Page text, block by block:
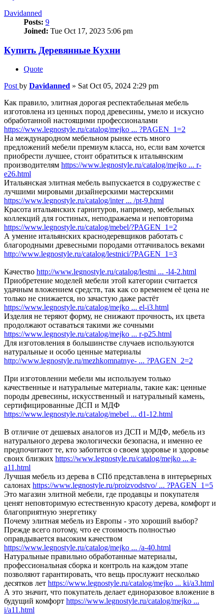
Davidanned
Posts: 9
Joined: Tue Oct 17, 2023 5:06 pm
Купить Деревянные Кухни
Quote
Post by Davidanned » Sat Oct 05, 2024 2:29 pm
Как правило, элитная дорогая респектабельная мебель
изготовлена из ценных пород древесины, умело и искусно
обработанной настоящими профессионалами
https://www.legnostyle.ru/catalog/mejko ... ?PAGEN_1=2
На международном мебельном рынке есть много
предложений мебели премиум класса, но, если вам хочется
приобрести лучшее, стоит обратиться к итальянским
производителям https://www.legnostyle.ru/catalog/mejko ... r-
e26.html
Итальянская элитная мебель выпускается в содружестве с
лучшими мировыми дизайнерскими мастерскими
https://www.legnostyle.ru/catalog/inter ... /pt-9.html
Красота итальянских гарнитуров, например, мебельных
коллекций для гостиных, неподражаема и неповторима
https://www.legnostyle.ru/catalog/mebel/?PAGEN_1=2
А умение итальянских краснодеревщиков работать с
благородными древесными породами оттачивалось веками
http://www.legnostyle.ru/catalog/lestnici/?PAGEN_1=3
Качество http://www.legnostyle.ru/catalog/lestni ... -l4-2.html
Приобретение моделей мебели этой категории считается
удачным вложением средств, так как со временем её цена не
только не снижается, но зачастую даже растёт
https://www.legnostyle.ru/catalog/mejko ... el-i3.html
Изделия не теряют форму, не снижают прочность, их цвета
продолжают оставаться такими же сочными
https://www.legnostyle.ru/catalog/mejko ... r-p25.html
Для изготовления в большинстве случаев используются
натуральные и особо ценные материалы
http://www.legnostyle.ru/mezhkomnatnye- ... ?PAGEN_2=2
При изготовлении мебели мы используем только
качественные и натуральные материалы, такие как: ценные
породы древесины, искусственный и натуральный камень,
сертифицированные ДСП и МДФ
https://www.legnostyle.ru/catalog/mebel ... d1-12.html
В отличие от дешевых аналогов из ДСП и МДФ, мебель из
натурального дерева экологически безопасна, и именно ее
предпочитают те, кто заботится о своем здоровье и здоровье
своих близких https://www.legnostyle.ru/catalog/mejko ... a-
a11.html
Лучшая мебель из дерева в СПб представлена в интерьерных
салонах https://www.legnostyle.ru/proizvodstvo/ ... ?PAGEN_1=5
Это магазин элитной мебели, где продавцы и покупателя
ценят неповторимую естественную красоту дерева, комфорт и
благоприятную энергетику
Почему элитная мебель из Европы - это хороший выбор?
Прежде всего потому, что ее стоимость полностью
оправдывается высоким качеством
https://www.legnostyle.ru/catalog/mejko ... /a-40.html
Натуральные правильно обработанные материалы,
профессиональная сборка и контроль на каждом этапе
позволяют гарантировать, что вещь прослужит несколько
десятков лет https://www.legnostyle.ru/catalog/mejko ... ki/a3.html
А это значит, что покупатель делает единоразовое вложение в
будущий комфорт https://www.legnostyle.ru/catalog/mejko ...
i/a11.html